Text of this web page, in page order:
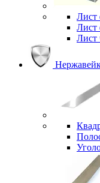
Лист
Лист
Лист